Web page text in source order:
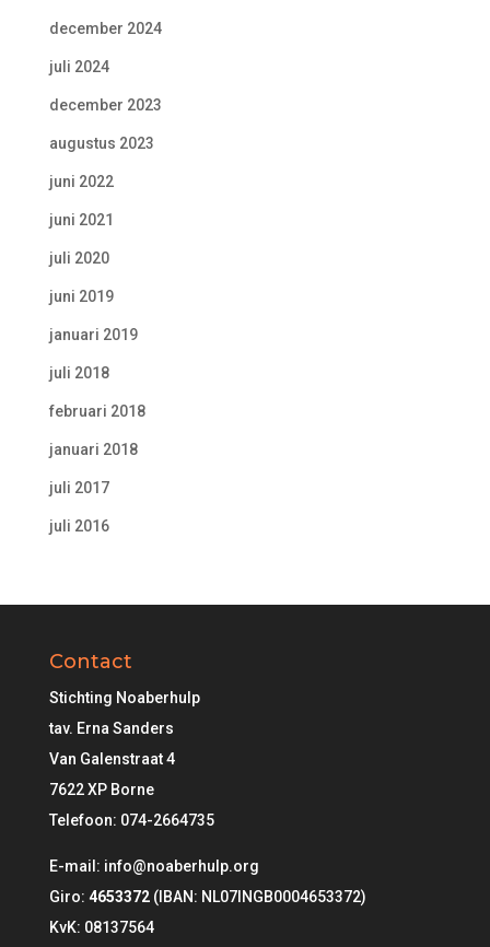
december 2024
juli 2024
december 2023
augustus 2023
juni 2022
juni 2021
juli 2020
juni 2019
januari 2019
juli 2018
februari 2018
januari 2018
juli 2017
juli 2016
Contact
Stichting Noaberhulp
tav. Erna Sanders
Van Galenstraat 4
7622 XP Borne
Telefoon: 074-2664735
E-mail: info@noaberhulp.org
Giro: 4653372(IBAN: NL07INGB0004653372)
KvK: 08137564